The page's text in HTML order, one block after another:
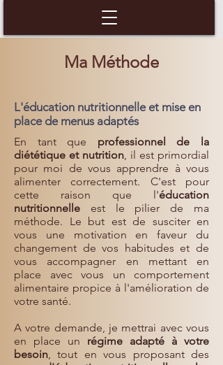
Ma Méthode
L'éducation nutritionnelle et mise en
place de menus adaptés
En tant que professionnel de la
diététique et nutrition, il est primordial
pour moi de vous apprendre à vous
alimenter correctement. C'est pour
cette raison que l'éducation
nutritionnelle est le pilier de ma
méthode. ​Le but est de susciter en
vous une motivation en faveur du
changement de vos habitudes et de
vous accompagner en mettant en
place avec vous un comportement
alimentaire propice à l'amélioration de
votre santé.
A votre demande, je mettrai avec vous
en place un régime adapté à votre
besoin, tout en vous proposant des